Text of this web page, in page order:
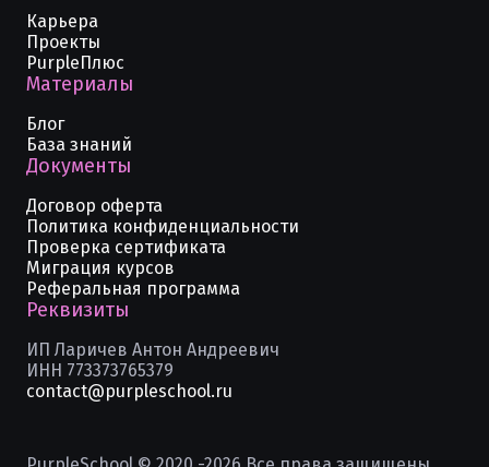
Карьера
Проекты
PurpleПлюс
Материалы
Блог
База знаний
Документы
Договор оферта
Политика конфиденциальности
Проверка сертификата
Миграция курсов
Реферальная программа
Реквизиты
ИП Ларичев Антон Андреевич
ИНН 773373765379
contact@purpleschool.ru